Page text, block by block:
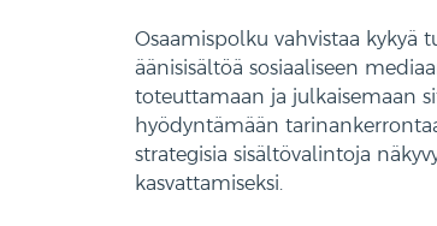
Osaamispolku vahvistaa kykyä
äänisisältöä sosiaaliseen
toteuttamaan ja julkaisemaan
hyödyntämään
strategisia sisältövalintoja
kasvattamiseksi.